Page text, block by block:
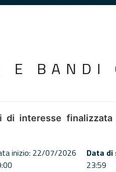
E BANDI
di interesse
inizio: 22/07/2026
Data di
23:59